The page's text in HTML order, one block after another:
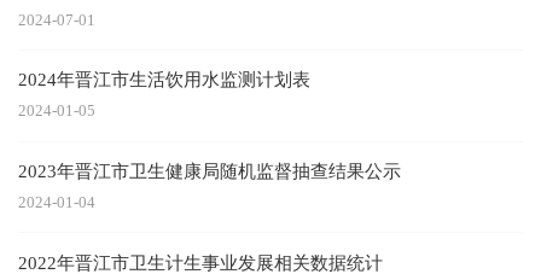
2024-07-01
2024年晋江市生活饮用水监测计划表
2024-01-05
2023年晋江市卫生健康局随机监督抽查结果公示
2024-01-04
2022年晋江市卫生计生事业发展相关数据统计